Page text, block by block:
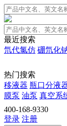
最近搜索
氘代氯仿 硼氘化
热门搜索
移液器 瓶口分液
膜泵 油泵 真空系
400-168-9330
登录 注册